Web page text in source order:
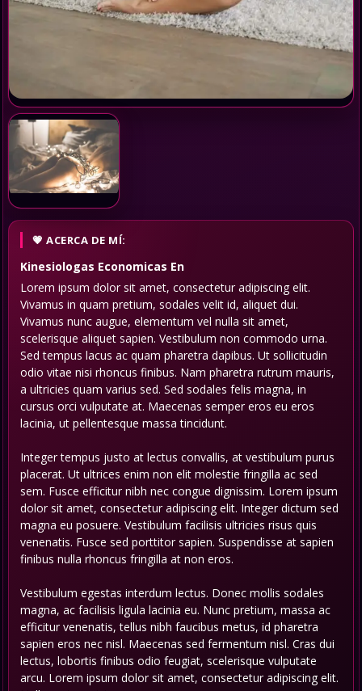
ACERCA DE MÍ:
Kinesiologas Economicas En
Lorem ipsum dolor sit amet, consectetur adipiscing elit.
Vivamus in quam pretium, sodales velit id, aliquet dui.
Vivamus nunc augue, elementum vel nulla sit amet,
scelerisque aliquet sapien. Vestibulum non commodo urna.
Sed tempus lacus ac quam pharetra dapibus. Ut sollicitudin
odio vitae nisi rhoncus finibus. Nam pharetra rutrum mauris,
a ultricies quam varius sed. Sed sodales felis magna, in
cursus orci vulputate at. Maecenas semper eros eu eros
lacinia, ut pellentesque massa tincidunt.
Integer tempus justo at lectus convallis, at vestibulum purus
placerat. Ut ultrices enim non elit molestie fringilla ac sed
sem. Fusce efficitur nibh nec congue dignissim. Lorem ipsum
dolor sit amet, consectetur adipiscing elit. Integer dictum sed
magna eu posuere. Vestibulum facilisis ultricies risus quis
venenatis. Fusce sed porttitor sapien. Suspendisse at sapien
finibus nulla rhoncus fringilla at non eros.
Vestibulum egestas interdum lectus. Donec mollis sodales
magna, ac facilisis ligula lacinia eu. Nunc pretium, massa ac
efficitur venenatis, tellus nibh faucibus metus, id pharetra
sapien eros nec nisl. Maecenas sed fermentum nisl. Cras dui
lectus, lobortis finibus odio feugiat, scelerisque vulputate
arcu. Lorem ipsum dolor sit amet, consectetur adipiscing elit.